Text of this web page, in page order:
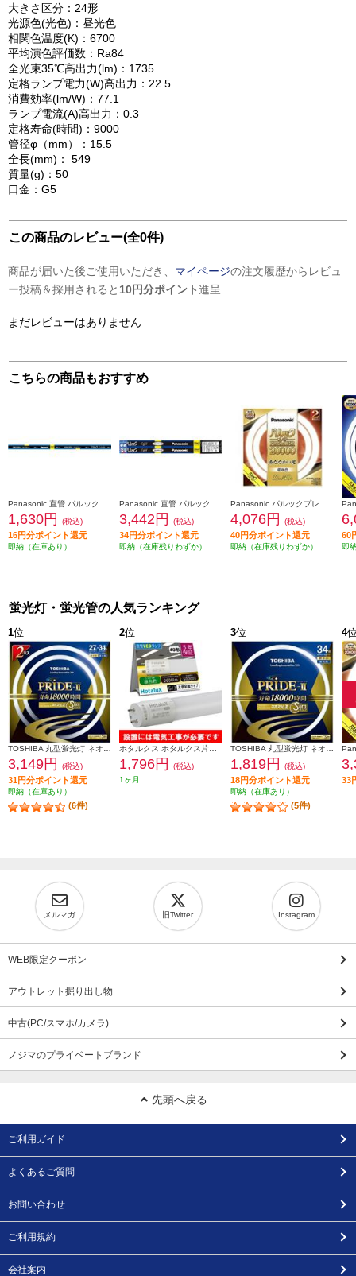
大きさ区分：24形
光源色(光色)：昼光色
相関色温度(K)：6700
平均演色評価数：Ra84
全光束35℃高出力(lm)：1735
定格ランプ電力(W)高出力：22.5
消費効率(lm/W)：77.1
ランプ電流(A)高出力：0.3
定格寿命(時間)：9000
管径φ（mm）：15.5
全長(mm)： 549
質量(g)：50
口金：G5
この商品のレビュー(全0件)
商品が届いた後ご使用いただき、 マイページの注文履歴からレビュ
ー投稿＆採用されると 10円分ポイント進呈
まだレビューはありません
こちらの商品もおすすめ
1,630円 (税込)
16円分ポイント還元
即納（在庫あり）
3,442円 (税込)
34円分ポイント還元
即納（在庫残りわずか）
4,076円 (税込)
40円分ポイント還元
即納（在庫残りわずか）
60
即
蛍光灯・蛍光管の人気ランキング
1位
3,149円 (税込)
31円分ポイント還元
即納（在庫あり）
(6件)
2位
1,796円
(税込)
1ヶ月
3位
1,819円 (税込)
18円分ポイント還元
即納（在庫あり）
(5件)
4
33
メルマガ 旧Twitter Instagram
WEB限定クーポン
アウトレット掘り出し物
中古(PC/スマホ/カメラ)
ノジマのプライベートブランド
先頭へ戻る
ご利用ガイド
よくあるご質問
お問い合わせ
ご利用規約
会社案内